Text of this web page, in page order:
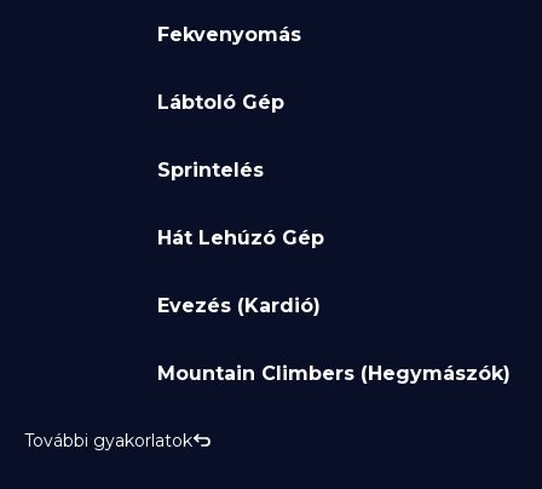
Fekvenyomás
Lábtoló Gép
Sprintelés
Hát Lehúzó Gép
Evezés (Kardió)
Mountain Climbers (Hegymászók)
További gyakorlatok